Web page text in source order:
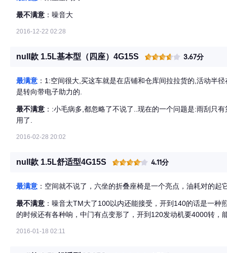
最不满意 ：噪音大
2016-12-22 02:28
null款 1.5L基本型（四座）4G15S 3.67分
最满意 ：1:空间很大,买这车就是在店铺和仓库间拉拉货的,活动半
是转向带电子助力的.
最不满意 ：:小毛病多,都忽略了不说了..现在的一个问题是:雨刮只
用了.
2016-02-28 20:02
null款 1.5L舒适型4G15S 4.11分
最满意 ：空间就不说了，六坐的折叠座椅是一个亮点，油耗对的起
最不满意 ：噪音太TM大了100以内还能接受，开到140的话是一
的时候还有各种响，中门有点变形了，开到120发动机要4000转
2016-01-18 02:11